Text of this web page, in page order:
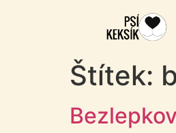
Štítek: